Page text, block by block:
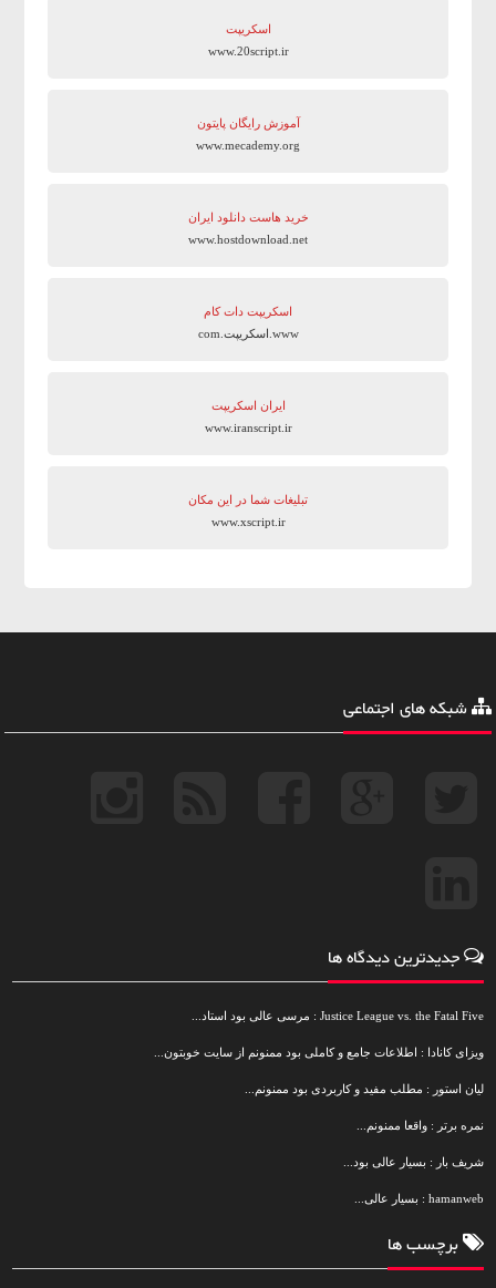
اسکریپت
www.20script.ir
آموزش رایگان پایتون
www.mecademy.org
خرید هاست دانلود ایران
www.hostdownload.net
اسکریپت دات کام
www.اسکریپت.com
ایران اسکریپت
www.iranscript.ir
تبلیغات شما در این مکان
www.xscript.ir
شبکه های اجتماعی
جدیدترین دیدگاه ها
Justice League vs. the Fatal Five : مرسی عالی بود استاد...
ویزای کانادا : اطلاعات جامع و کاملی بود ممنونم از سایت خوبتون...
لیان استور : مطلب مفید و کاربردی بود ممنونم...
نمره برتر : واقعا ممنونم...
شریف بار : بسیار عالی بود...
hamanweb : بسیار عالی...
برچسب ها